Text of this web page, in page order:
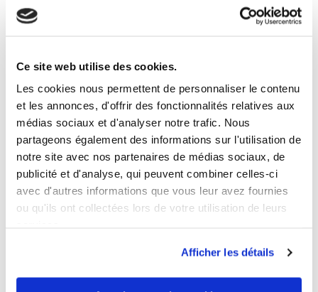
Ce site web utilise des cookies.
Les cookies nous permettent de personnaliser le contenu
et les annonces, d'offrir des fonctionnalités relatives aux
médias sociaux et d'analyser notre trafic. Nous
partageons également des informations sur l'utilisation de
notre site avec nos partenaires de médias sociaux, de
publicité et d'analyse, qui peuvent combiner celles-ci
avec d'autres informations que vous leur avez fournies
ou qu'ils ont collectées lors de votre utilisation de leurs
Afficher les détails